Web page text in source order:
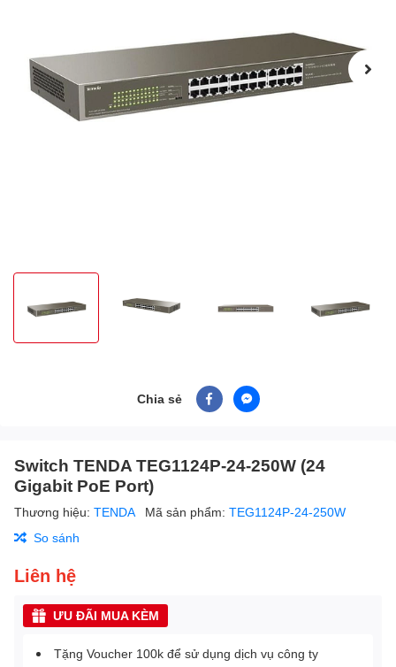
Chia sẻ
Switch TENDA TEG1124P-24-250W (24
Gigabit PoE Port)
Thương hiệu: TENDA Mã sản phẩm: TEG1124P-24-250W
So sánh
Liên hệ
ƯU ĐÃI MUA KÈM
Tặng Voucher 100k để sử dụng dịch vụ công ty